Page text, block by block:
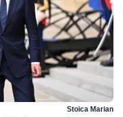
Stoica Marian